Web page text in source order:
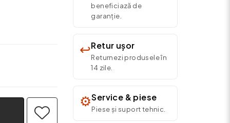
beneficiază de
garanție.
↩️Retur ușor
Returnezi produsele în
14 zile.
⚙️Service & piese
Piese și suport tehnic.